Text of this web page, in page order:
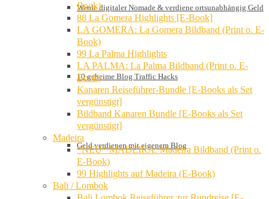
Werde digitaler Nomade & verdiene ortsunabhängig Geld
10 geheime Blog Traffic Hacks
Geld verdienen mit eigenem Blog
Book)
88 La Gomera Highlights [E-Book]
LA GOMERA: La Gomera Bildband (Print o. E-
Book)
99 La Palma Highlights
LA PALMA: La Palma Bildband (Print o. E-
Book)
Kanaren Reiseführer-Bundle [E-Books als Set
vergünstigt]
Bildband Kanaren Bundle [E-Books als Set
vergünstigt]
Madeira
*NEU* MADEIRA: Madeira Bildband (Print o.
E-Book)
99 Highlights auf Madeira (E-Book)
Bali / Lombok